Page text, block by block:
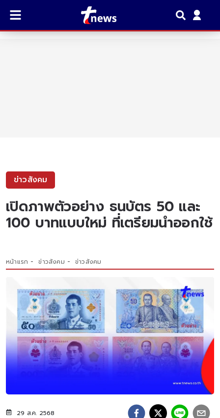
ข่าวสังคม
เปิดภาพตัวอย่าง ธนบัตร 50 และ
100 บาทแบบใหม่ ที่เตรียมนำออกใช้
หน้าแรก ข่าวสังคม ข่าวสังคม
29 ส.ค. 2568